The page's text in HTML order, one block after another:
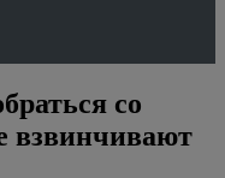
со
взвинчивают